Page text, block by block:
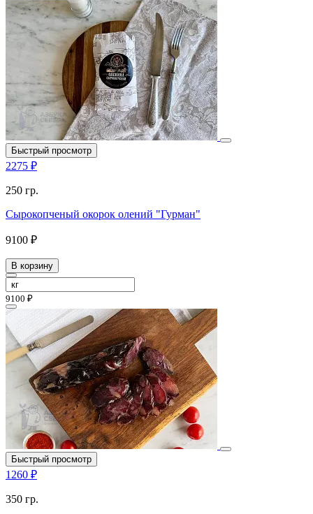
Быстрый просмотр
2275 ₽
250 гр.
Сырокопченый окорок олений "Гурман"
9100 ₽
В корзину
9100 ₽
Быстрый просмотр
1260 ₽
350 гр.